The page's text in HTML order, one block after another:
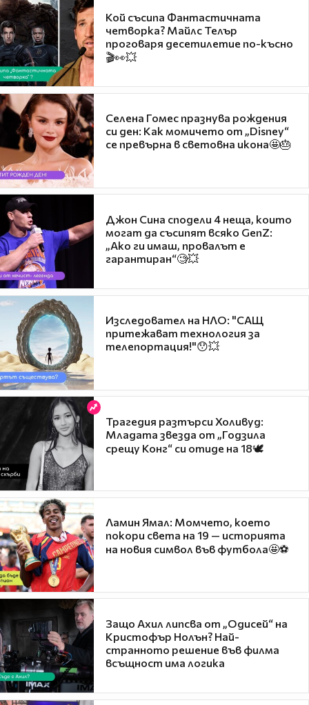
Кой съсипа Фантастичната
четворка? Майлс Телър
проговаря десетилетие по-късно
🎬👀💥
Селена Гомес празнува рождения
си ден: Как момичето от „Disney“
се превърна в световна икона🤩🎂
Джон Сина сподели 4 неща, които
могат да съсипят всяко GenZ:
„Ако ги имаш, провалът е
гарантиран“🧐💥
Изследовател на НЛО: "САЩ
притежават технология за
телепортация!"😯💥
Трагедия разтърси Холивуд:
Младата звезда от „Годзила
срещу Конг“ си отиде на 18🕊️
Ламин Ямал: Момчето, което
покори света на 19 — историята
на новия символ във футбола🤩⚽
Защо Ахил липсва от „Одисей“ на
Кристофър Нолън? Най-
странното решение във филма
всъщност има логика